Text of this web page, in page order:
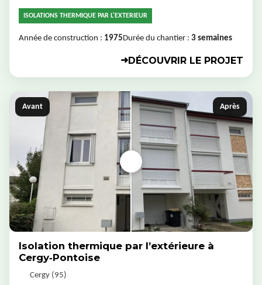
ISOLATIONS THERMIQUE PAR L'EXTERIEUR
Année de construction : 1975Durée du chantier : 3 semaines
➜DÉCOUVRIR LE PROJET
Avant Après
Isolation thermique par l’extérieure à
Cergy‑Pontoise
Cergy (95)